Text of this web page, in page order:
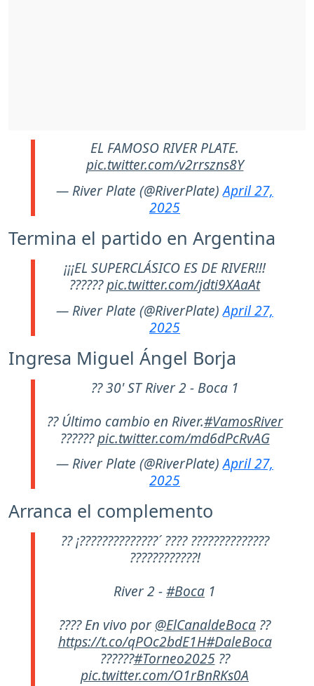
EL FAMOSO RIVER PLATE.
pic.twitter.com/v2rrszns8Y
— River Plate (@RiverPlate)April 27,
2025
Termina el partido en Argentina
¡¡¡EL SUPERCLÁSICO ES DE RIVER!!!
??????pic.twitter.com/jdti9XAaAt
— River Plate (@RiverPlate)April 27,
2025
Ingresa Miguel Ángel Borja
?? 30' ST River 2 - Boca 1
?? Último cambio en River.#VamosRiver
??????pic.twitter.com/md6dPcRvAG
— River Plate (@RiverPlate)April 27,
2025
Arranca el complemento
?? ¡??????????????´ ???? ??????????????
????????????!
River 2 -#Boca 1
???? En vivo por @ElCanaldeBoca ??
https://t.co/qPOc2bdE1H#DaleBoca
??????#Torneo2025??
pic.twitter.com/O1rBnRKs0A